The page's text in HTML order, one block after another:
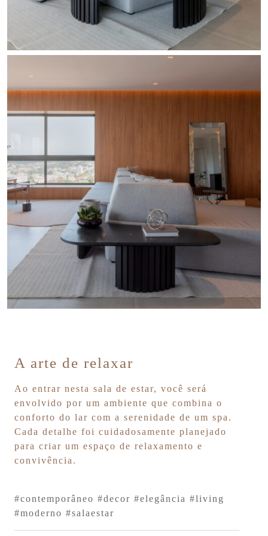
A arte de relaxar
Ao entrar nesta sala de estar, você será
envolvido por um ambiente que combina o
conforto do lar com a serenidade de um spa.
Cada detalhe foi cuidadosamente planejado
para criar um espaço de relaxamento e
convivência.
#contemporâneo #decor #elegância #living
#moderno #salaestar